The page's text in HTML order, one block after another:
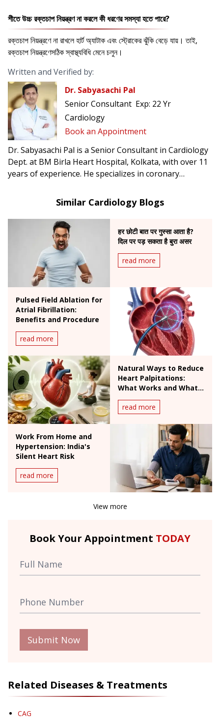
শীতে উচ্চ রক্তচাপ নিয়ন্ত্রণ না করলে কী ধরণের সমস্যা হতে পারে?
রক্তচাপ নিয়ন্ত্রণে না রাখলে হার্ট অ্যাটাক এবং স্ট্রোকের ঝুঁকি বেড়ে যায়। তাই,
রক্তচাপ নিয়ন্ত্রণেসঠিক স্বাস্থ্যবিধি মেনে চলুন।
Written and Verified by:
Dr. Sabyasachi Pal
Senior Consultant Exp: 22 Yr
Cardiology
Book an Appointment
Dr. Sabyasachi Pal is a Senior Consultant in Cardiology
Dept. at BM Birla Heart Hospital, Kolkata, with over 11
years of experience. He specializes in coronary
Similar Cardiology Blogs
हर छोटी बात पर गुस्सा आता है?
दिल पर पड़ सकता है बुरा असर
read more
Pulsed Field Ablation for
Atrial Fibrillation:
Benefits and Procedure
read more
Natural Ways to Reduce
Heart Palpitations:
What Works and What
Doesn't
read more
Work From Home and
Hypertension: India's
Silent Heart Risk
read more
View more
Book Your Appointment TODAY
Submit Now
Related Diseases & Treatments
CAG